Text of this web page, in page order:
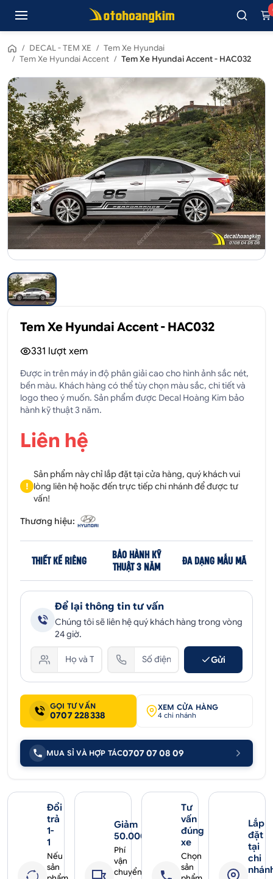
/ DECAL - TEM XE / Tem Xe Hyundai
/ Tem Xe Hyundai Accent / Tem Xe Hyundai Accent - HAC032
Tem Xe Hyundai Accent - HAC032
331 lượt xem
Được in trên máy in độ phân giải cao cho hình ảnh sắc nét,
bền màu. Khách hàng có thể tùy chọn màu sắc, chi tiết và
logo theo ý muốn. Sản phẩm được Decal Hoàng Kim bảo
hành kỹ thuật 3 năm.
Liên hệ
!
Sản phẩm này chỉ lắp đặt tại cửa hàng, quý khách vui
lòng liên hệ hoặc đến trực tiếp chi nhánh để được tư
vấn!
Thương hiệu:
THIẾT KẾ RIÊNG
BẢO HÀNH KỸ
THUẬT 3 NĂM
ĐA DẠNG MẪU MÃ
Để lại thông tin tư vấn
Chúng tôi sẽ liên hệ quý khách hàng trong vòng
24 giờ.
Gửi
GỌI TƯ VẤN
0707 228338
XEM CỬA HÀNG
4 chi nhánh
MUA SỈ VÀ HỢP TÁC0707 07 08 09
Đổi
trả
1-
1
Nếu
sản
Giảm
50.000₫
Phí
vận
chuyển
Tư
vấn
đúng
xe
Chọn
sản
Lắp
đặt
tại
chi